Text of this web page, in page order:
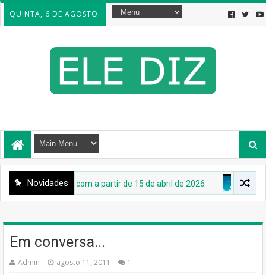
QUINTA, 6 DE AGOSTO.
Novidades
Messenger.com a partir de 15 de abril de 2026 INTERNET
Em conversa...
Admin agosto 11, 2011 1